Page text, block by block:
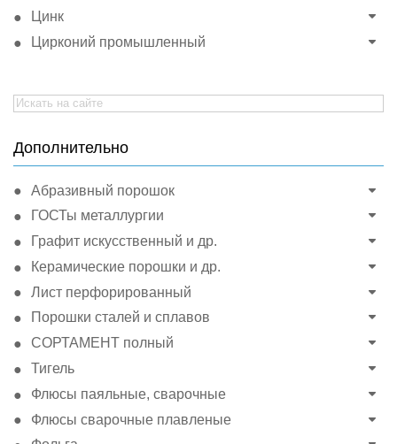
Цинк
Цирконий промышленный
Search
for:
Дополнительно
Абразивный порошок
ГОСТы металлургии
Графит искусственный и др.
Керамические порошки и др.
Лист перфорированный
Порошки сталей и сплавов
СОРТАМЕНТ полный
Тигель
Флюсы паяльные, сварочные
Флюсы сварочные плавленые